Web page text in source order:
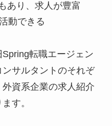
あり、求人が豊富
動できる
転職エージェン
ンサルタントのそれぞ
資系企業の求人紹介
す。